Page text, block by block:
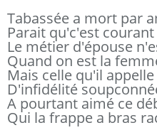
Tabassée a mort par
Parait qu'c'est
Le métier d'épouse
Quand on est la
Mais celle qu'il
D'infidélité
A pourtant aimé ce
Qui la frappe a bras